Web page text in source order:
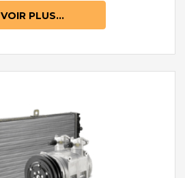
VOIR PLUS...